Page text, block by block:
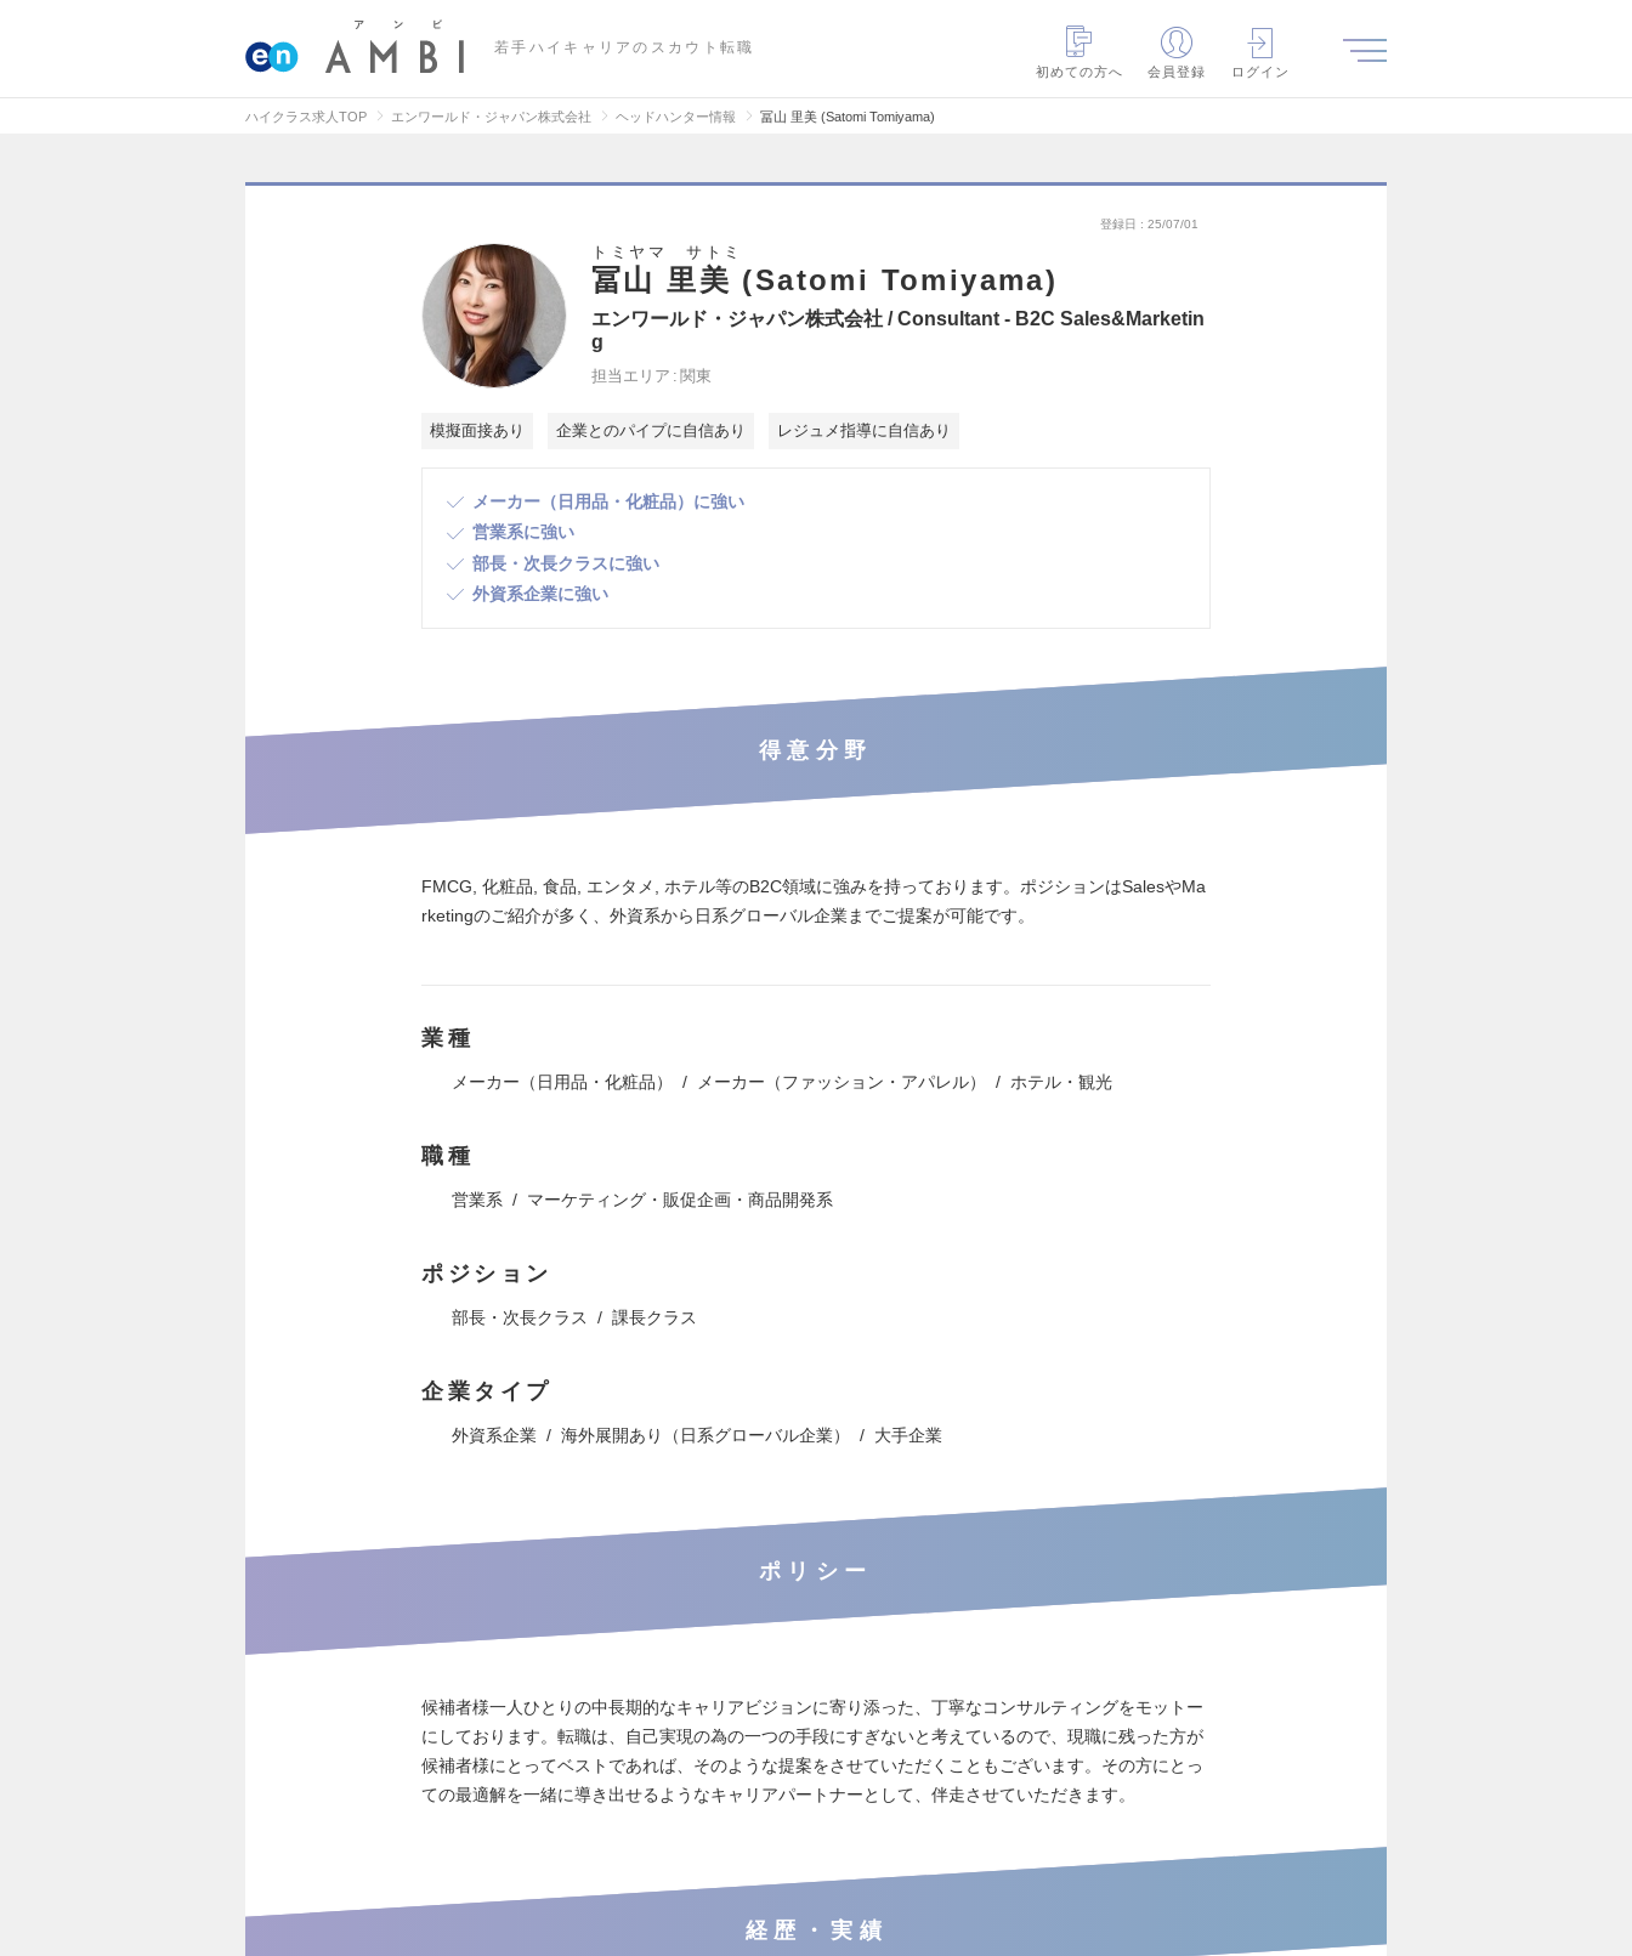
若手ハイキャリアのスカウト転職
初めての方へ
会員登録 ログイン
ハイクラス求人TOP エンワールド・ジャパン株式会社 ヘッドハンター情報 冨山 里美 (Satomi Tomiyama)
登録日 25/07/01
トミヤマ サトミ
冨山 里美 (Satomi Tomiyama)
エンワールド・ジャパン株式会社 / Consultant - B2C Sales&Marketin
g
担当エリア 関東
模擬面接あり 企業とのパイプに自信あり レジュメ指導に自信あり
メーカー（日用品・化粧品）に強い
営業系に強い
部長・次長クラスに強い
外資系企業に強い
得意分野
FMCG, 化粧品, 食品, エンタメ, ホテル等のB2C領域に強みを持っております。ポジションはSalesやMa
rketingのご紹介が多く、外資系から日系グローバル企業までご提案が可能です。
業種
メーカー（日用品・化粧品） メーカー（ファッション・アパレル） ホテル・観光
職種
営業系 マーケティング・販促企画・商品開発系
ポジション
部長・次長クラス 課長クラス
企業タイプ
外資系企業 海外展開あり（日系グローバル企業） 大手企業
ポリシー
候補者様一人ひとりの中長期的なキャリアビジョンに寄り添った、丁寧なコンサルティングをモットー
にしております。転職は、自己実現の為の一つの手段にすぎないと考えているので、現職に残った方が
候補者様にとってベストであれば、そのような提案をさせていただくこともございます。その方にとっ
ての最適解を一緒に導き出せるようなキャリアパートナーとして、伴走させていただきます。
経歴・実績